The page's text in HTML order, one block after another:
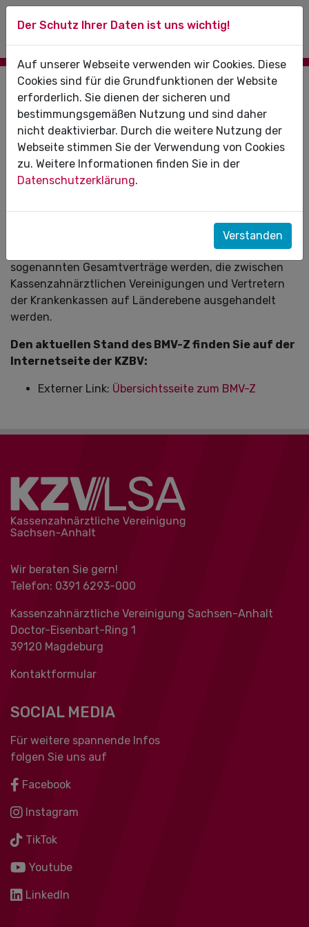
BUNDESMANTELVERTRAG –
ZAHNÄRZTE
Der Bundesmantelvertrag – Zahnärzte (BMV-Z) ist der
zwischen KZBV und Spitzenverband Bund der
Krankenkassen (GKV-Spitzenverband) ausgehandelte
Rahmenbedingungen für die Versorgung fest, die kraft
Gesetz zugleich automatisch Bestandteil der
sogenannten Gesamtverträge werden, die zwischen
Kassenzahnärztlichen Vereinigungen und Vertretern
der Krankenkassen auf Länderebene ausgehandelt
werden.
Den aktuellen Stand des BMV-Z finden Sie auf der
Internetseite der KZBV:
Externer Link: Übersichtsseite zum BMV-Z
Wir beraten Sie gern!
Telefon: 0391 ‍6293-000
Kassenzahnärztliche Vereinigung Sachsen-Anhalt
Doctor-Eisenbart-Ring 1
39120 Magdeburg
Kontaktformular
SOCIAL MEDIA
Für weitere spannende Infos
folgen Sie uns auf
Facebook
Instagram
TikTok
Youtube
LinkedIn
Der Schutz Ihrer Daten ist uns wichtig!
Auf unserer Webseite verwenden wir Cookies. Diese
Cookies sind für die Grundfunktionen der Website
erforderlich. Sie dienen der sicheren und
bestimmungsgemäßen Nutzung und sind daher
nicht deaktivierbar. Durch die weitere Nutzung der
Webseite stimmen Sie der Verwendung von Cookies
zu. Weitere Informationen finden Sie in der
Datenschutzerklärung.
Verstanden